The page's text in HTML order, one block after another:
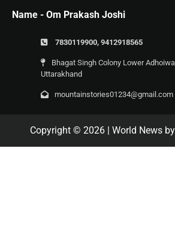
Name - Om Prakash Joshi
7830119900, 9412918565
Bhagat Singh Colony Lower
Uttarakhand
mountainstories01234@gmail.com
Copyright © 2026 | World News by